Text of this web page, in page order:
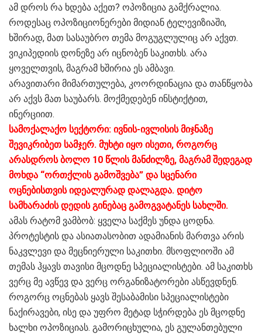
ამ დროს რა ხდება აქეთ? ოპოზიცია გამქრალია.
როდესაც ოპოზიციონერები მიდიან ტელევიზიაში,
ხშირად, მათ სასაუბრო თემა მოგუგლულიც არ აქვთ.
ვიკიპედიის დონეზე არ იცნობენ საკითხს. არა
ყოველთვის, მაგრამ ხშირია ეს ამბავი.
არავითარი მიმართულება, კოორდინაცია და თანწყობა
არ აქვს მათ საუბარს. მოქმედებენ ინსტიქტით,
ინერციით.
სამოქალაქო სექტორი: ივნის-ივლისის მიჯნაზე
შევიკრიბეთ სამჯერ. მუხტი იყო ისეთი, როგორც
არასდროს ბოლო 10 წლის მანძილზე, მაგრამ შედეგად
მოხდა “ორთქლის გამოშვება” და სცენარი
ოცნებისთვის იდეალურად დალაგდა. დიტო
სამხარაძის დედის გინებაც გამოგვატანეს სახლში.
ამას რატომ ვამბობ: ყველა საქმეს უნდა ცოდნა.
პროტესტის და ასიათასობით ადამიანის მართვა არის
ნაკვლევი და მეცნიერული საკითხი. მსოფლიოში ამ
თემას ჰყავს თავისი მცოდნე სპეციალისტები. ამ საკითხს
ვერც მე ავწევ და ვერც ორგანიზატორები ასწევდნენ.
როგორც ოცნებას ყავს შესაბამისი სპეციალისტები
ნაქირავები, ისე და უფრო მეტად სჭირდება ეს მცოდნე
ხალხი ოპოზიციას. გამორიცხულია, ეს გულანთებული